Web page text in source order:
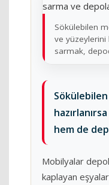
Sökülebilen
ve
sarmak,
hem de
Mobilyalar
kaplayan